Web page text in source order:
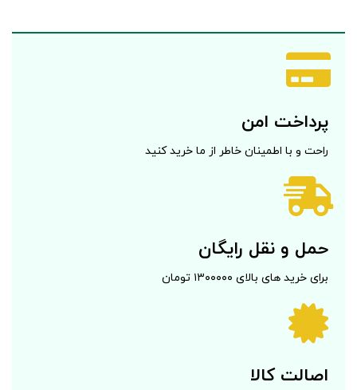
پرداخت امن
راحت و با اطمینان خاطر از ما خرید کنید
حمل و نقل رایگان
برای خرید های بالای ۱۳۰۰۰۰۰ تومان
اصالت کالا